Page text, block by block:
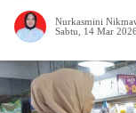
Nurkasmini
Sabtu, 14 Mar